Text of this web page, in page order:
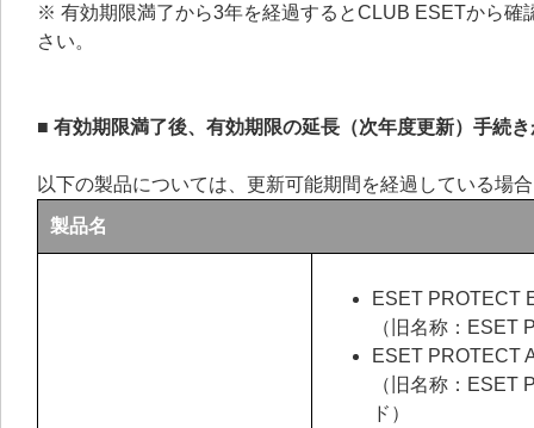
※ 有効期限満了から3年を経過するとCLUB ESETから確
さい。
■ 有効期限満了後、有効期限の延長（次年度更新）手続
以下の製品については、更新可能期間を経過している場
製品名
ESET PROTECT
（旧名称：ESET
ESET PROTECT
（旧名称：ESET
ド）